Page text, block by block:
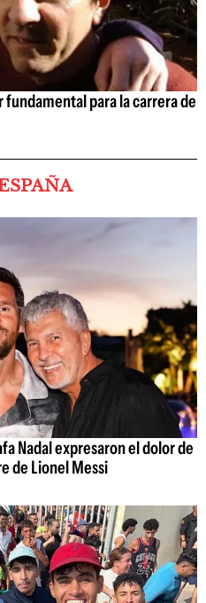
fundamental para la carrera de
Nadal expresaron el dolor de
de Lionel Messi